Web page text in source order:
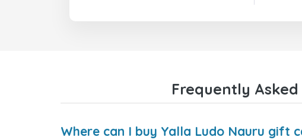
Frequently
Where can I buy Yalla Ludo Nauru gift